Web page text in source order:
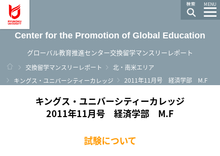
MENU
Center for the Promotion of Global Education
グローバル教育推進センター交換留学マンスリーレポート
ホーム
交換留学マンスリーレポート
北・南米エリア
キングス・ユニバーシティーカレッジ
2011年11月号 経済学部 M.F
キングス・ユニバーシティーカレッジ
2011年11月号 経済学部 M.F
試験について